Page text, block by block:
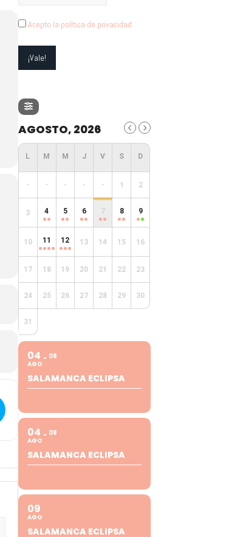
Acepto la política de privacidad
AGOSTO, 2026
- - - - - 1 2
3 4 5 6 7 8 9
10 11 12 13 14 15 16
17 18 19 20 21 22 23
24 25 26 27 28 29 30
31
04
AGO
08
SALAMANCA ECLIPSA
04
AGO
08
SALAMANCA ECLIPSA
09
AGO
SALAMANCA ECLIPSA